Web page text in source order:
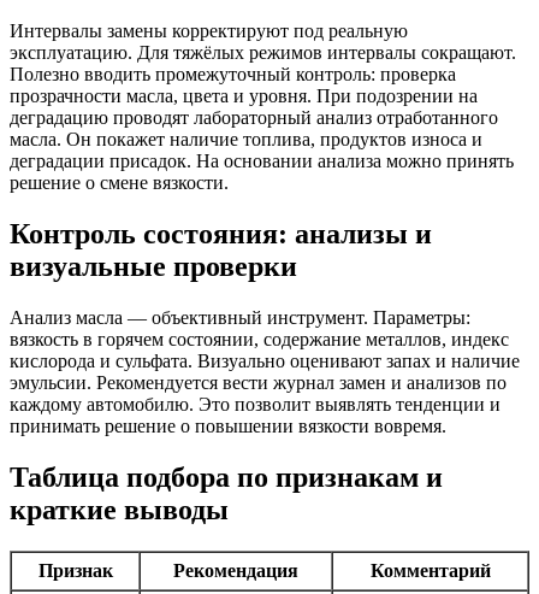
Интервалы замены корректируют под реальную
эксплуатацию. Для тяжёлых режимов интервалы сокращают.
Полезно вводить промежуточный контроль: проверка
прозрачности масла, цвета и уровня. При подозрении на
деградацию проводят лабораторный анализ отработанного
масла. Он покажет наличие топлива, продуктов износа и
деградации присадок. На основании анализа можно принять
решение о смене вязкости.
Контроль состояния: анализы и
визуальные проверки
Анализ масла — объективный инструмент. Параметры:
вязкость в горячем состоянии, содержание металлов, индекс
кислорода и сульфата. Визуально оценивают запах и наличие
эмульсии. Рекомендуется вести журнал замен и анализов по
каждому автомобилю. Это позволит выявлять тенденции и
принимать решение о повышении вязкости вовремя.
Таблица подбора по признакам и
краткие выводы
Признак Рекомендация Комментарий